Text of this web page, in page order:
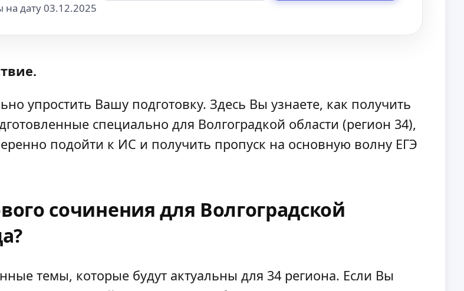
дату 03.12.2025
упростить Вашу подготовку. Здесь Вы узнаете, как получить
специально для Волгоградкой области (регион 34),
подойти к ИС и получить пропуск на основную волну ЕГЭ
сочинения для Волгоградской
темы, которые будут актуальны для 34 региона. Если Вы